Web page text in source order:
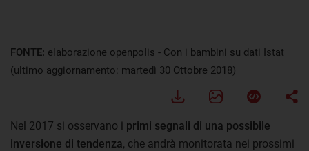
FONTE: elaborazione openpolis - Con i bambini su dati Istat
(ultimo aggiornamento: martedì 30 Ottobre 2018)
Nel 2017 si osservano i primi segnali di una possibile
inversione di tendenza, che andrà monitorata nei prossimi